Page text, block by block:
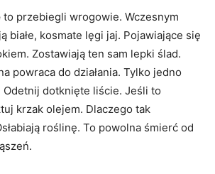
to przebiegli wrogowie. Wczesnym
białe, kosmate lęgi jaj. Pojawiające się
Zostawiają ten sam lepki ślad.
powraca do działania. Tylko jedno
dotknięte liście. Jeśli to
krzak olejem. Dlaczego tak
roślinę. To powolna śmierć od